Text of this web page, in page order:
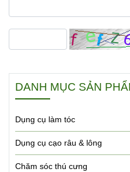
DANH MỤC SẢN
Dụng cụ làm tóc
Dụng cụ cạo râu & lông
Chăm sóc thú cưng